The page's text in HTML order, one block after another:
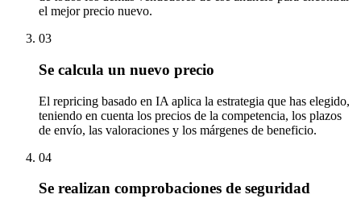
el mejor precio nuevo.
03
Se calcula un nuevo precio
El repricing basado en IA aplica la estrategia que has elegido,
teniendo en cuenta los precios de la competencia, los plazos
de envío, las valoraciones y los márgenes de beneficio.
04
Se realizan comprobaciones de seguridad